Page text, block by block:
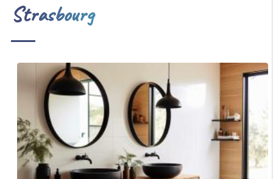
Strasbourg